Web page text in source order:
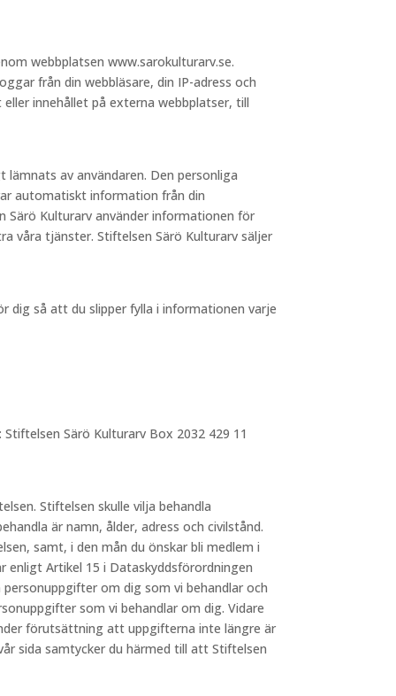
webbplatsen www.sarokulturarv.se.
från din webbläsare, din IP-adress och
innehållet på externa webbplatser, till
av användaren. Den personliga
automatiskt information från din
Särö Kulturarv använder informationen för
våra tjänster. Stiftelsen Särö Kulturarv säljer
dig så att du slipper fylla i informationen varje
Särö Kulturarv Box 2032 429 11
Stiftelsen skulle vilja behandla
är namn, ålder, adress och civilstånd.
samt, i den mån du önskar bli medlem i
enligt Artikel 15 i Dataskyddsförordningen
om dig som vi behandlar och
som vi behandlar om dig. Vidare
förutsättning att uppgifterna inte längre är
sida samtycker du härmed till att Stiftelsen